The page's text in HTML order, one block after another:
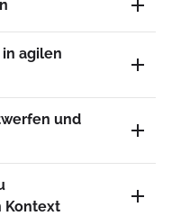
agilen
und
Kontext